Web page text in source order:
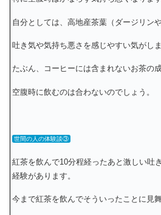
自分としては、高地産茶葉（ダージリン
吐き気や気持ち悪さを感じやすい気がしま
たぶん、コーヒーには含まれないお茶の成
空腹時に飲むのは合わないのでしょう。
世間の人の体験談③
紅茶を飲んで10分程経ったあと激しい吐
経験があります。
今まで紅茶を飲んでそういったことに見